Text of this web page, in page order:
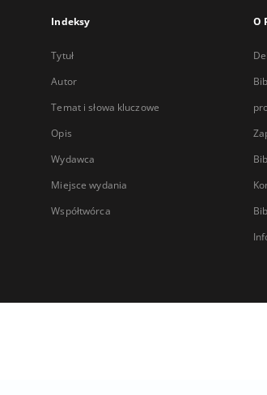
Indeksy
Tytuł
Autor
Temat i słowa kluczowe
Opis
Wydawca
Miejsce wydania
Współtwórca
O